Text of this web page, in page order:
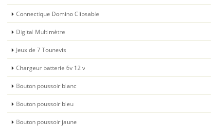
Connectique Domino Clipsable
Digital Multimètre
Jeux de 7 Tounevis
Chargeur batterie 6v 12 v
Bouton poussoir blanc
Bouton poussoir bleu
Bouton poussoir jaune